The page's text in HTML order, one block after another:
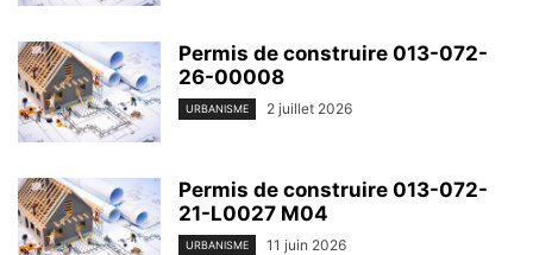
Permis de construire 013-072-
26-00008
URBANISME 2 juillet 2026
Permis de construire 013-072-
21-L0027 M04
URBANISME 11 juin 2026